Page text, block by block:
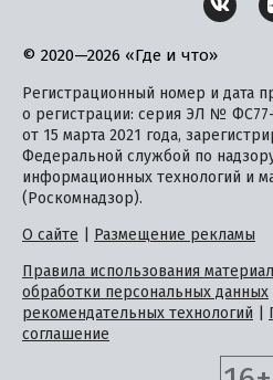
© 2020—2026 «Где и что»
Регистрационный номер и дата
о регистрации: серия ЭЛ №
от 15 марта 2021 года,
Федеральной службой по
информационных технологий и
(Роскомнадзор).
О сайте
Размещение рекламы
Правила использования
обработки персональных данных
рекомендательных технологий
соглашение